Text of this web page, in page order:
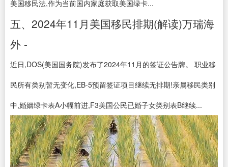
美国移民法,作为当前国内家庭获取美国绿卡...
五、2024年11月美国移民排期(解读)万瑞海
外 -
近日,DOS(美国国务院)发布了2024年11月的签证公告牌。 职业移
民所有类别暂无变化,EB-5预留签证项目继续无排期!亲属移民类别
中,婚姻绿卡表A小幅前进,F3美国公民已婚子女类别表B继续...